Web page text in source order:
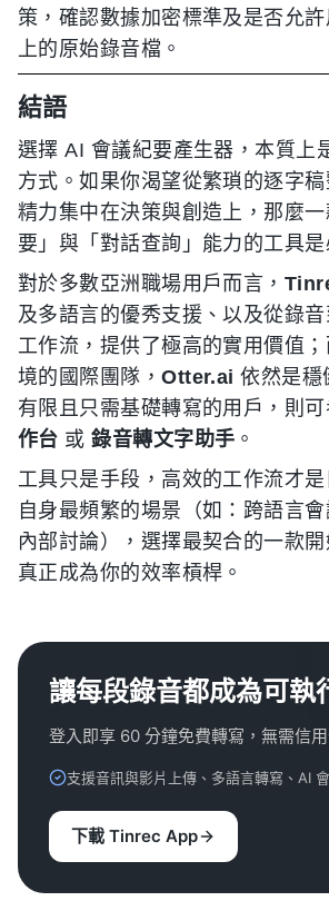
策，確認數據加密標準及是否允
上的原始錄音檔。
結語
選擇 AI 會議紀要產生器，本質上
方式。如果你渴望從繁瑣的逐字
精力集中在決策與創造上，那麼
要」與「對話查詢」能力的工具是
對於多數亞洲職場用戶而言，
及多語言的優秀支援、以及從錄
工作流，提供了極高的實用價值
境的國際團隊，Otter.ai 依然是穩
有限且只需基礎轉寫的用戶，則可
作台 或錄音轉文字助手 。
工具只是手段，高效的工作流才
自身最頻繁的場景（如：跨語言會
內部討論），選擇最契合的一款
真正成為你的效率槓桿。
讓每段錄音都成為可執
登入即享 60 分鐘免費轉寫，無需信
支援音訊與影片上傳、多語言轉寫、AI
下載 Tinrec App